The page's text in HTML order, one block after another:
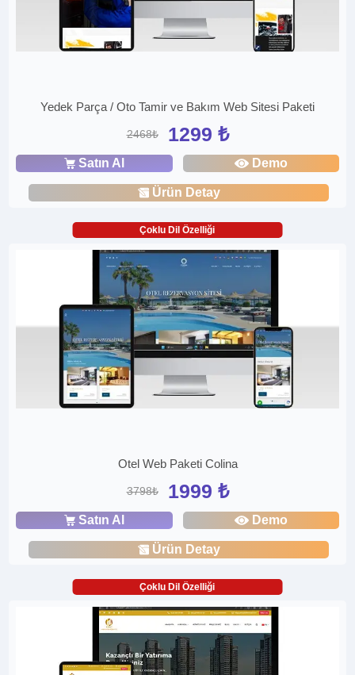
Yedek Parça / Oto Tamir ve Bakım Web Sitesi Paketi
2468₺ 1299 ₺
Satın Al Demo
Ürün Detay
Çoklu Dil Özelliği
Otel Web Paketi Colina
3798₺ 1999 ₺
Satın Al Demo
Ürün Detay
Çoklu Dil Özelliği